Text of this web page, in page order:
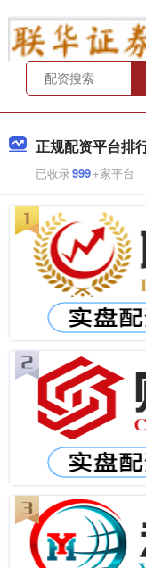
正规配资平台排
已收录999+家平台